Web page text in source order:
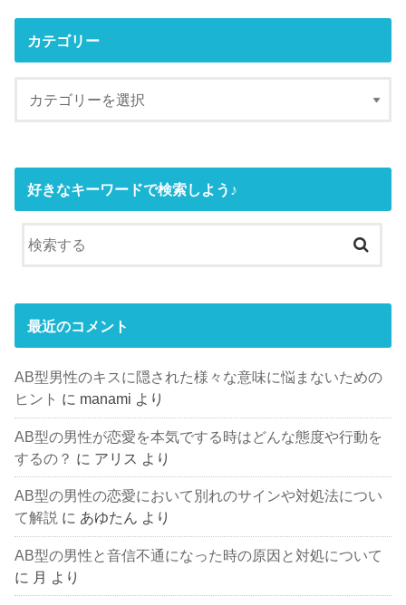
カテゴリー
好きなキーワードで検索しよう♪
最近のコメント
AB型男性のキスに隠された様々な意味に悩まないための
ヒント に manami より
AB型の男性が恋愛を本気でする時はどんな態度や行動を
するの？ に アリス より
AB型の男性の恋愛において別れのサインや対処法につい
て解説 に あゆたん より
AB型の男性と音信不通になった時の原因と対処について
に 月 より